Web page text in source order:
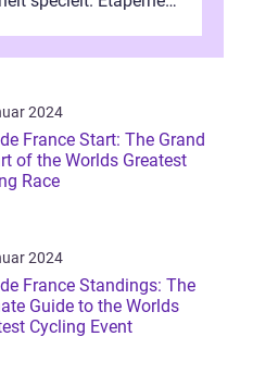
2024
France Start: The Grand
of the Worlds Greatest
Race
2024
France Standings: The
Guide to the Worlds
Cycling Event